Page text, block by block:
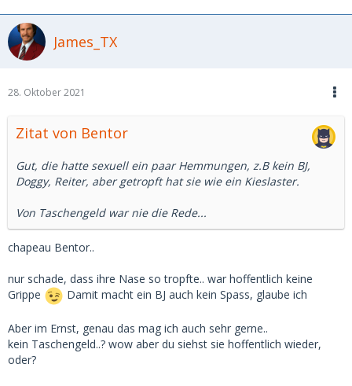
James_TX
28. Oktober 2021
Zitat von Bentor
Gut, die hatte sexuell ein paar Hemmungen, z.B kein BJ,
Doggy, Reiter, aber getropft hat sie wie ein Kieslaster.
Von Taschengeld war nie die Rede...
chapeau Bentor..
nur schade, dass ihre Nase so tropfte.. war hoffentlich keine
Grippe
Damit macht ein BJ auch kein Spass, glaube ich
Aber im Ernst, genau das mag ich auch sehr gerne..
kein Taschengeld..? wow aber du siehst sie hoffentlich wieder,
oder?